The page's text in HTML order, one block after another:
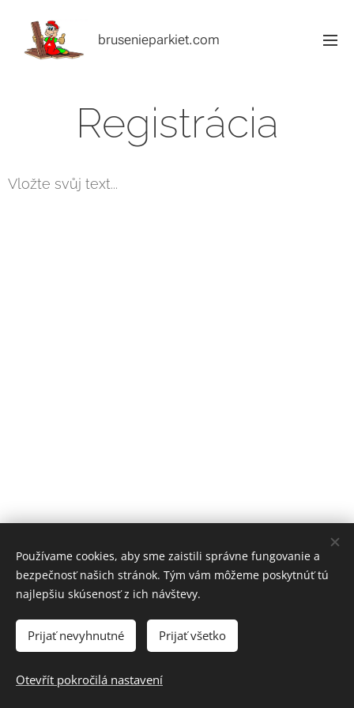
brusenieparkiet.com
Registrácia
Vložte svůj text...
www.brusenieparkiet.com
EURO-MONT 1998-2024
Používame cookies, aby sme zaistili správne fungovanie a
bezpečnosť našich stránok. Tým vám môžeme poskytnúť tú
najlepšiu skúsenosť z ich návštevy.
Prijať nevyhnutné Prijať všetko
Otevřít pokročilá nastavení